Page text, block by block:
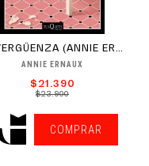
ANNIE ERNAUX
$21.390
$23.900
COMPRAR